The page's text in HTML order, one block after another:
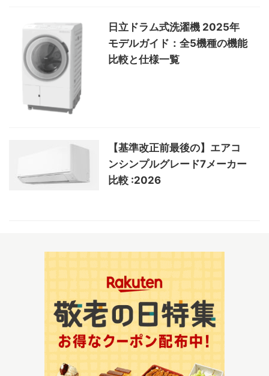
日立ドラム式洗濯機 2025年
モデルガイド：全5機種の機能
比較と仕様一覧
【基準改正前最後の】エアコ
ンシンプルグレード7メーカー
比較 :2026